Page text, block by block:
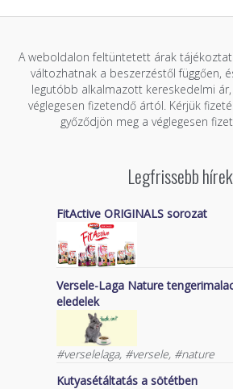
A weboldalon feltüntetett árak
változhatnak a beszerzéstől függően,
legutóbb alkalmazott kereskedelmi
véglegesen fizetendő ártól. Kérjük
győződjön meg a véglegesen
Legfrissebb hírek
FitActive ORIGINALS sorozat
Versele-Laga Nature
eledelek
#verselelaga, #versele, #nature
Kutyasétáltatás a sötétben